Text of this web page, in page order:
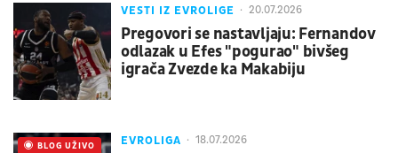
VESTI IZ EVROLIGE 20.07.2026
Pregovori se nastavljaju: Fernandov
odlazak u Efes "pogurao" bivšeg
igrača Zvezde ka Makabiju
EVROLIGA 18.07.2026
UŽIVO
BLOG UŽIVO